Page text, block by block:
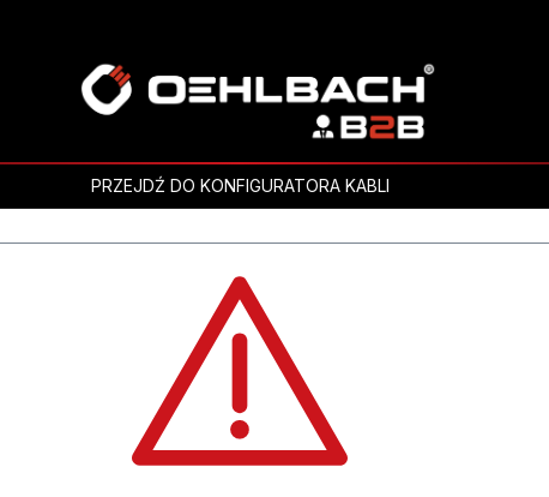
PRZEJDŹ DO KONFIGURATORA KABLI